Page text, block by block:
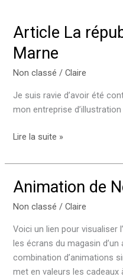
Article La
Marne
Non classé /Claire
Je suis ravie d’avoir été
mon entreprise d’illustration
Article
république
de
Seine
et
Lire la suite »
Animation de
Non classé /Claire
Voici un lien pour visualiser
les écrans du magasin d’un
combination d’animations
met en valeurs les